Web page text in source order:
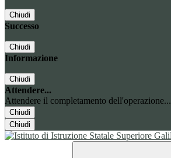
Chiudi
Successo
Chiudi
Informazione
Chiudi
Attendere...
Attendere il completamento dell'operazione...
Chiudi
Chiudi